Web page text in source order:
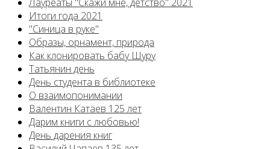
Итоги года 2021
"Синица в руке"
Образы, орнамент, природа
Как клонировать бабу Шуру
Татьянин день
День студента в библиотеке
О взаимопонимании
Валентин Катаев 125 лет
Дарим книги с любовью!
День дарения книг